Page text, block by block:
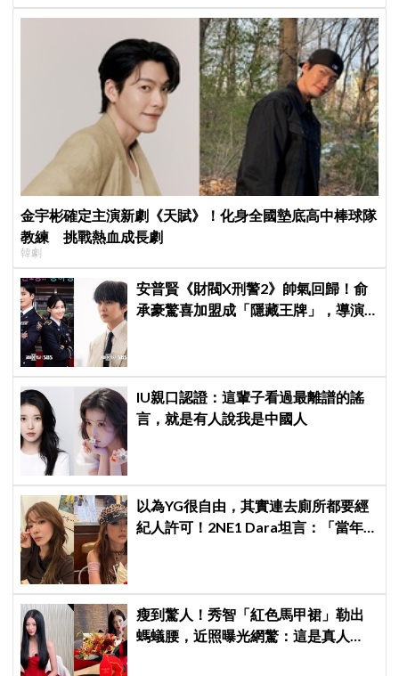
金宇彬確定主演新劇《天賦》！化身全國墊底高中棒球隊
教練 挑戰熱血成長劇
韓劇
安普賢《財閥X刑警2》帥氣回歸！俞
承豪驚喜加盟成「隱藏王牌」，導演
IU親口認證：這輩子看過最離譜的謠
言，就是有人說我是中國人
以為YG很自由，其實連去廁所都要經
紀人許可！2NE1 Dara坦言：「當年
瘦到驚人！秀智「紅色馬甲裙」勒出
螞蟻腰，近照曝光網驚：這是真人